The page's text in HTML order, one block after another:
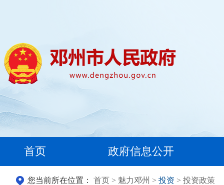
首页 政府信息公开
您当前所在位置： 首页 > 魅力邓州 > 投资 > 投资政策